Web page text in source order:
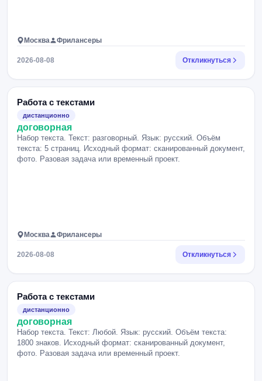
Москва Фрилансеры
2026-08-08 Откликнуться
Работа с текстами
дистанционно
договорная
Набор текста. Текст: разговорный. Язык: русский. Объём
текста: 5 страниц. Исходный формат: сканированный документ,
фото. Разовая задача или временный проект.
Москва Фрилансеры
2026-08-08 Откликнуться
Работа с текстами
дистанционно
договорная
Набор текста. Текст: Любой. Язык: русский. Объём текста:
1800 знаков. Исходный формат: сканированный документ,
фото. Разовая задача или временный проект.